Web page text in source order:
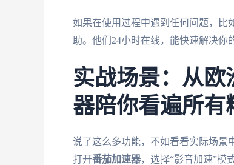
如果在使用过程中遇到任何问题，比
助。他们24小时在线，能快速解决你
实战场景：从
器陪你看遍所有
说了这么多功能，不如看看实际场景
打开番茄加速器，选择“影音加速”模